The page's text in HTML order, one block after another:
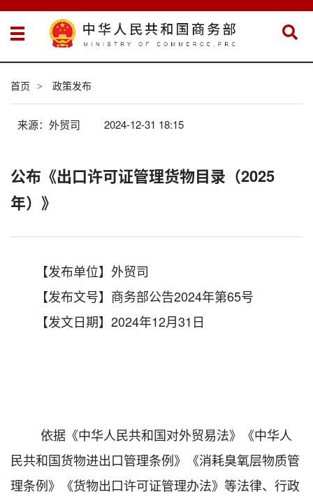
首页 > 政策发布
来源：外贸司 2024-12-31 18:15
公布《出口许可证管理货物目录（2025
年）》
【发布单位】外贸司
【发布文号】商务部公告2024年第65号
【发文日期】2024年12月31日
依据《中华人民共和国对外贸易法》《中华人
民共和国货物进出口管理条例》《消耗臭氧层物质管
理条例》《货物出口许可证管理办法》等法律、行政